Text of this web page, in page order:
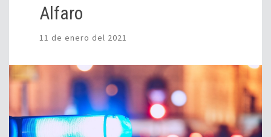
Alfaro
11 de enero del 2021